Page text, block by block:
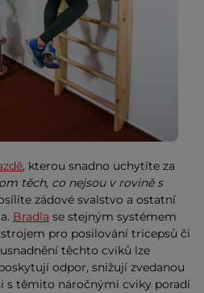
, kterou snadno uchytíte za
těch, co nejsou v rovině s
zádové svalstvo a ostatní
Bradla se stejným systémem
pro posilování tricepsů či
těchto cviků lze
odpor, snižují zvedanou
s těmito náročnými cviky poradí